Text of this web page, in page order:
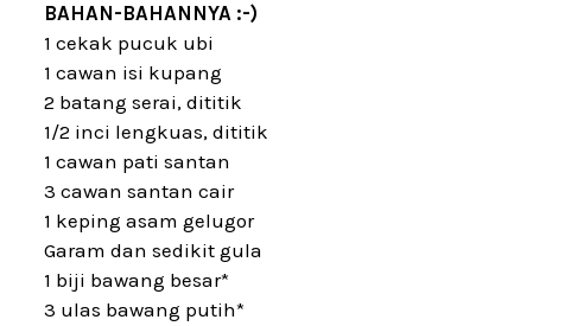
BAHAN-BAHANNYA :-)
1 cekak pucuk ubi
1 cawan isi kupang
2 batang serai, dititik
1/2 inci lengkuas, dititik
1 cawan pati santan
3 cawan santan cair
1 keping asam gelugor
Garam dan sedikit gula
1 biji bawang besar*
3 ulas bawang putih*